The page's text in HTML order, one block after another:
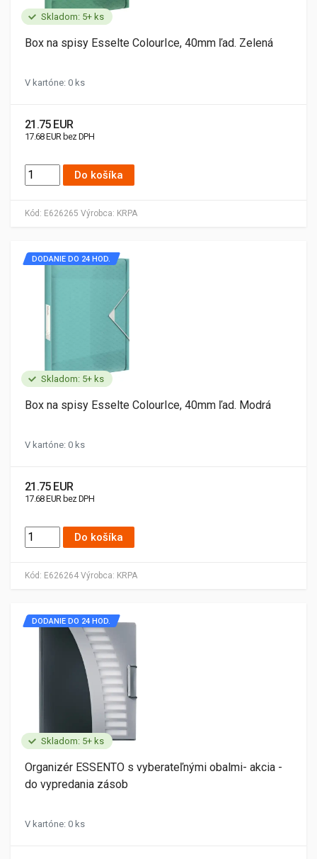
Skladom: 5+ ks
Kód: E626265 Výrobca: KRPA
Box na spisy Esselte ColourIce, 40mm ľad. Zelená
V kartóne: 0 ks
21.75 EUR
17.68 EUR bez DPH
Do košíka
Skladom: 5+ ks
Kód: E626264 Výrobca: KRPA
DODANIE DO 24 HOD.
Box na spisy Esselte ColourIce, 40mm ľad. Modrá
V kartóne: 0 ks
21.75 EUR
17.68 EUR bez DPH
Do košíka
Skladom: 5+ ks
DODANIE DO 24 HOD.
Organizér ESSENTO s vyberateľnými obalmi- akcia -
do vypredania zásob
V kartóne: 0 ks